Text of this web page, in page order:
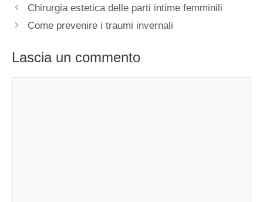
Chirurgia estetica delle parti intime femminili
Come prevenire i traumi invernali
Lascia un commento